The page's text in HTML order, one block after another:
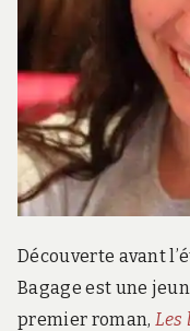
Découverte avant
Bagage est une
premier roman, Les